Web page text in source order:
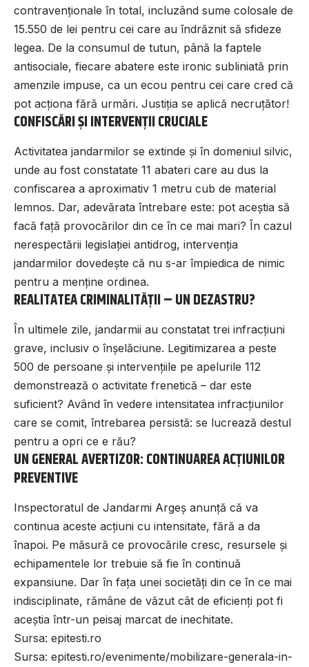
contravenționale în total, incluzând sume colosale de
15.550 de lei pentru cei care au îndrăznit să sfideze
legea. De la consumul de tutun, până la faptele
antisociale, fiecare abatere este ironic subliniată prin
amenzile impuse, ca un ecou pentru cei care cred că
pot acționa fără urmări. Justiția se aplică necruțător!
CONFISCĂRI ȘI INTERVENȚII CRUCIALE
Activitatea jandarmilor se extinde și în domeniul silvic,
unde au fost constatate 11 abateri care au dus la
confiscarea a aproximativ 1 metru cub de material
lemnos. Dar, adevărata întrebare este: pot aceștia să
facă față provocărilor din ce în ce mai mari? În cazul
nerespectării legislației antidrog, intervenția
jandarmilor dovedește că nu s-ar împiedica de nimic
pentru a menține ordinea.
REALITATEA CRIMINALITĂȚII – UN DEZASTRU?
În ultimele zile, jandarmii au constatat trei infracțiuni
grave, inclusiv o înșelăciune. Legitimizarea a peste
500 de persoane și intervențiile pe apelurile 112
demonstrează o activitate frenetică – dar este
suficient? Având în vedere intensitatea infracțiunilor
care se comit, întrebarea persistă: se lucrează destul
pentru a opri ce e rău?
UN GENERAL AVERTIZOR: CONTINUAREA ACȚIUNILOR
PREVENTIVE
Inspectoratul de Jandarmi Argeș anunță că va
continua aceste acțiuni cu intensitate, fără a da
înapoi. Pe măsură ce provocările cresc, resursele și
echipamentele lor trebuie să fie în continuă
expansiune. Dar în fața unei societăți din ce în ce mai
indisciplinate, rămâne de văzut cât de eficienți pot fi
aceștia într-un peisaj marcat de inechitate.
Sursa: epitesti.ro
Sursa: epitesti.ro/evenimente/mobilizare-generala-in-